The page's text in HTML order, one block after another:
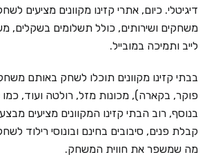
דיגיטלי. כיום, אתרי קזינו מקוונים מציעים
משחקים ושירותים, כולל תשלומים בשקלים,
לייב ותמיכה במובייל.
בבתי קזינו מקוונים תוכלו לשחק באותם
פוקר, בקארה), מכונות מזל, רולטה ועוד, כמו
בנוסף, רוב הבתי קזינו המקוונים מציעים
קבלת פנים, סיבובים בחינם ובונוסי רילוד
מה שמשפר את חווית המשחק.